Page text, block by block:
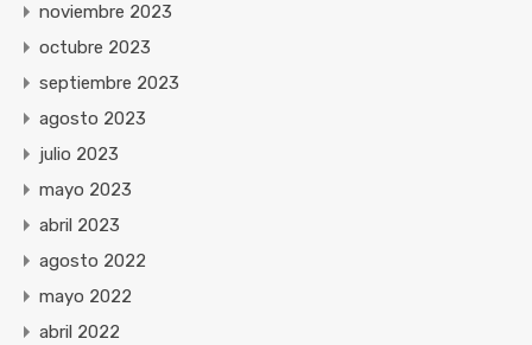
noviembre 2023
octubre 2023
septiembre 2023
agosto 2023
julio 2023
mayo 2023
abril 2023
agosto 2022
mayo 2022
abril 2022